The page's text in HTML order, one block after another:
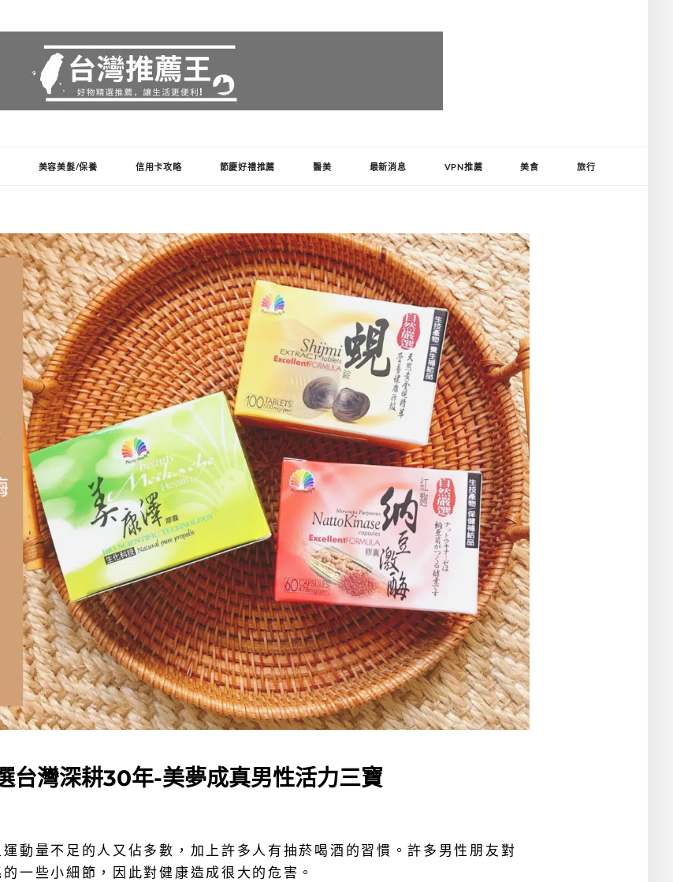
美容美髮/保養 信用卡攻略 節慶好禮推薦 醫美 最新消息 VPN推薦 美食 旅行
台灣深耕30年-美夢成真男性活力三寶
動量不足的人又佔多數，加上許多人有抽菸喝酒的習慣。許多男性朋友對
一些小細節，因此對健康造成很大的危害。